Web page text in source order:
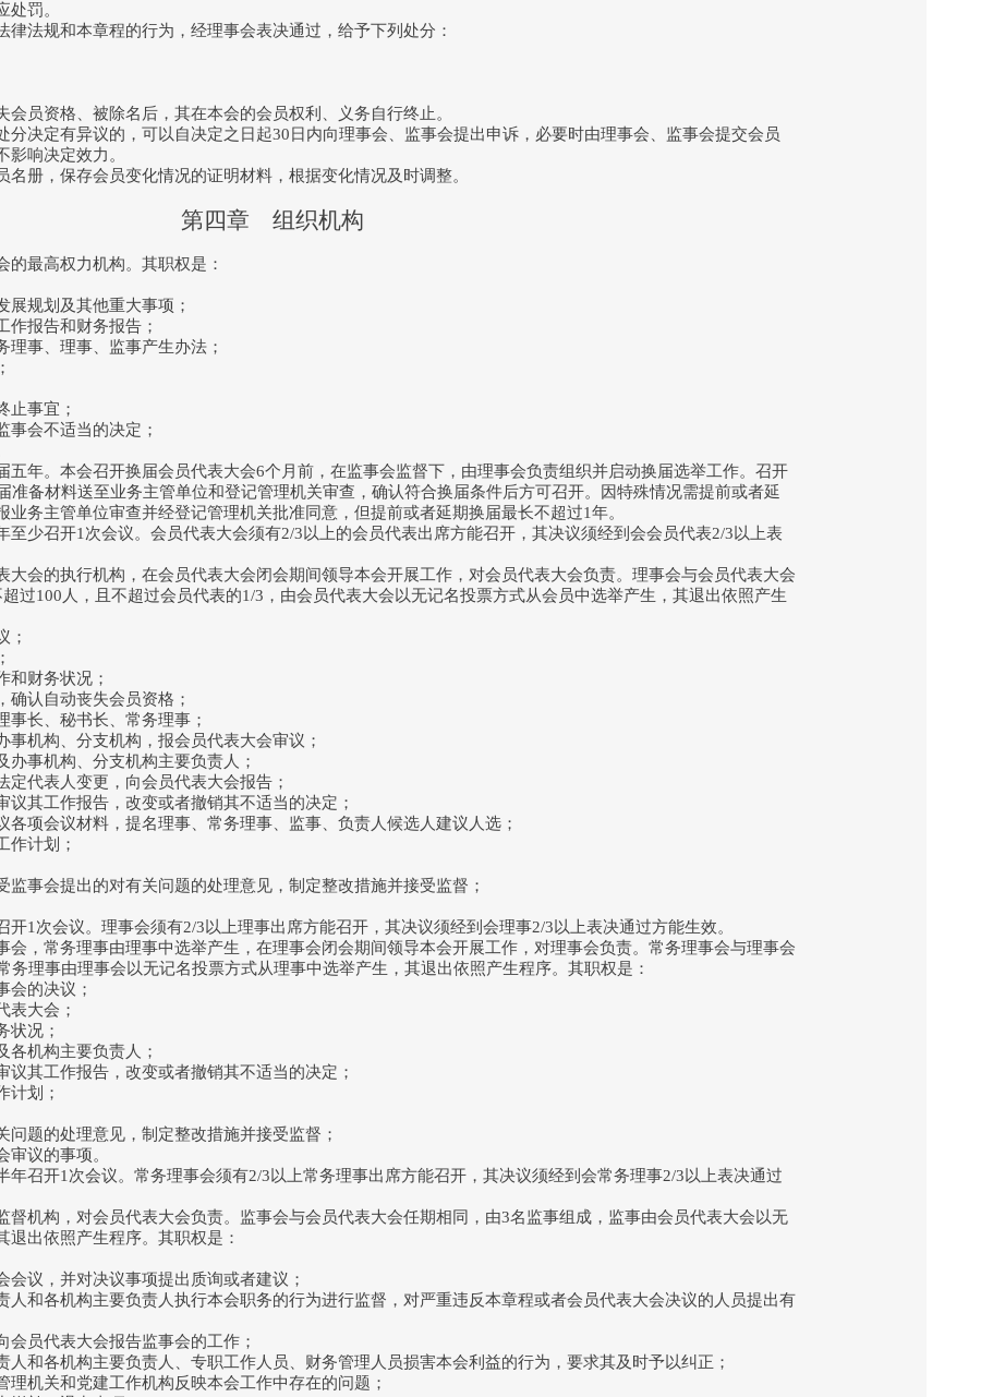
罚。
律法规和本章程的行为，经理事会表决通过，给予下列处分：
会员资格、被除名后，其在本会的会员权利、义务自行终止。
决定有异议的，可以自决定之日起30日内向理事会、监事会提出申诉，必要时由理事会、监事会提交会员
响决定效力。
名册，保存会员变化情况的证明材料，根据变化情况及时调整。
第四章 组织机构
的最高权力机构。其职权是：
规划及其他重大事项；
报告和财务报告；
事、理事、监事产生办法；
事宜；
会不适当的决定；
五年。本会召开换届会员代表大会6个月前，在监事会监督下，由理事会负责组织并启动换届选举工作。召开
准备材料送至业务主管单位和登记管理机关审查，确认符合换届条件后方可召开。因特殊情况需提前或者延
务主管单位审查并经登记管理机关批准同意，但提前或者延期换届最长不超过1年。
至少召开1次会议。会员代表大会须有2/3以上的会员代表出席方能召开，其决议须经到会会员代表2/3以上表
大会的执行机构，在会员代表大会闭会期间领导本会开展工作，对会员代表大会负责。理事会与会员代表大会
过100人，且不超过会员代表的1/3，由会员代表大会以无记名投票方式从会员中选举产生，其退出依照产生
；
财务状况；
认自动丧失会员资格；
长、秘书长、常务理事；
机构、分支机构，报会员代表大会审议；
事机构、分支机构主要负责人；
代表人变更，向会员代表大会报告；
其工作报告，改变或者撤销其不适当的决定；
项会议材料，提名理事、常务理事、监事、负责人候选人建议人选；
计划；
事会提出的对有关问题的处理意见，制定整改措施并接受监督；
开1次会议。理事会须有2/3以上理事出席方能召开，其决议须经到会理事2/3以上表决通过方能生效。
会，常务理事由理事中选举产生，在理事会闭会期间领导本会开展工作，对理事会负责。常务理事会与理事会
务理事由理事会以无记名投票方式从理事中选举产生，其退出依照产生程序。其职权是：
的决议；
大会；
况；
机构主要负责人；
其工作报告，改变或者撤销其不适当的决定；
划；
题的处理意见，制定整改措施并接受监督；
议的事项。
年召开1次会议。常务理事会须有2/3以上常务理事出席方能召开，其决议须经到会常务理事2/3以上表决通过
督机构，对会员代表大会负责。监事会与会员代表大会任期相同，由3名监事组成，监事由会员代表大会以无
出依照产生程序。其职权是：
议，并对决议事项提出质询或者建议；
和各机构主要负责人执行本会职务的行为进行监督，对严重违反本章程或者会员代表大会决议的人员提出有
员代表大会报告监事会的工作；
各机构主要负责人、专职工作人员、财务管理人员损害本会利益的行为，要求其及时予以纠正；
机关和党建工作机构反映本会工作中存在的问题；